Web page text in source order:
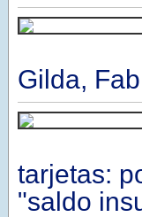
Gilda,
tarjetas:
"saldo